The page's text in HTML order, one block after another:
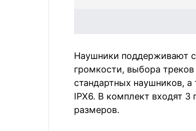
Наушники поддерживают
громкости, выбора треков
стандартных наушников,
IPX6. В комплект входят
размеров.